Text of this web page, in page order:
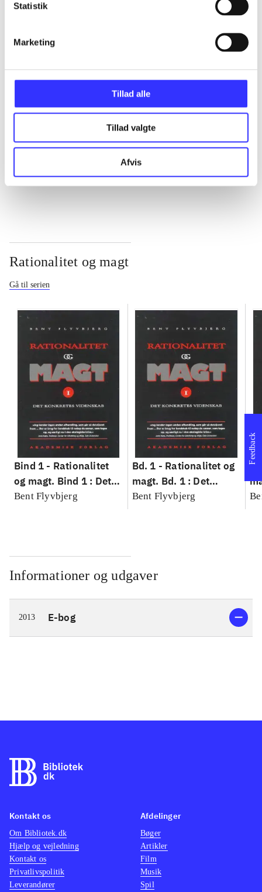
Statistik
Marketing
Tillad alle
Tillad valgte
Afvis
Rationalitet og magt
Gå til serien
Bind 1 - Rationalitet
og magt. Bind 1 : Det
konkretes videnskab
Bent Flyvbjerg
Bd. 1 - Rationalitet og
magt. Bd. 1 : Det
konkretes videnskab
Bent Flyvbjerg
Informationer og udgaver
2013 E-bog
Feedback
Kontakt os
Om Bibliotek.dk
Hjælp og vejledning
Kontakt os
Privatlivspolitik
Leverandører
Afdelinger
Bøger
Artikler
Film
Musik
Spil